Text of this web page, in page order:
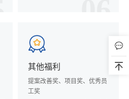
其他福利
提案改善奖、项目奖、优秀员
工奖